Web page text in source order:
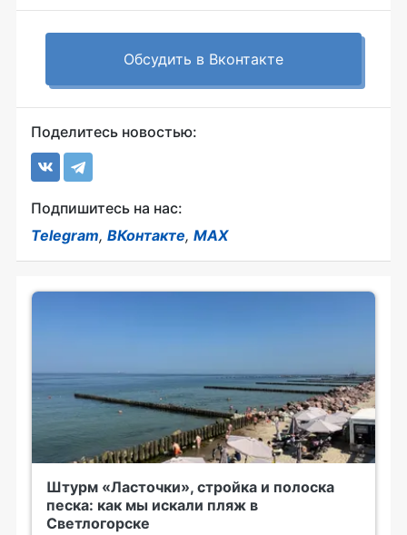
Обсудить в Вконтакте
Поделитесь новостью:
Подпишитесь на нас:
Telegram, ВКонтакте, MAX
Штурм «Ласточки», стройка и полоска
песка: как мы искали пляж в
Светлогорске